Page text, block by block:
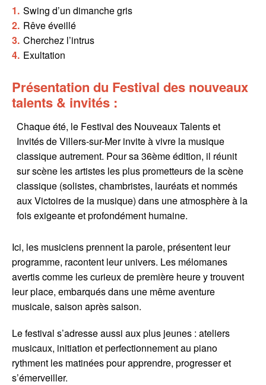
Swing d’un dimanche gris
Rêve éveillé
Cherchez l’intrus
Exultation
Présentation du Festival des nouveaux
talents & invités :
Chaque été, le Festival des Nouveaux Talents et
Invités de Villers-sur-Mer invite à vivre la musique
classique autrement. Pour sa 36ème édition, il réunit
sur scène les artistes les plus prometteurs de la scène
classique (solistes, chambristes, lauréats et nommés
aux Victoires de la musique) dans une atmosphère à la
fois exigeante et profondément humaine.
Ici, les musiciens prennent la parole, présentent leur
programme, racontent leur univers. Les mélomanes
avertis comme les curieux de première heure y trouvent
leur place, embarqués dans une même aventure
musicale, saison après saison.
Le festival s’adresse aussi aux plus jeunes : ateliers
musicaux, initiation et perfectionnement au piano
rythment les matinées pour apprendre, progresser et
s’émerveiller.